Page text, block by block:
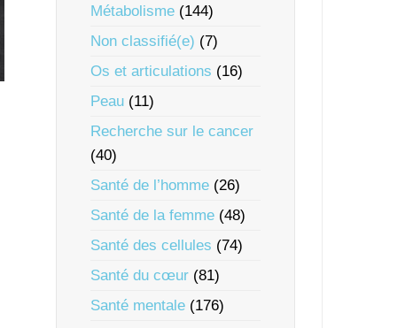
Métabolisme (144)
Non classifié(e) (7)
Os et articulations (16)
Peau (11)
Recherche sur le cancer
(40)
Santé de l’homme (26)
Santé de la femme (48)
Santé des cellules (74)
Santé du cœur (81)
Santé mentale (176)